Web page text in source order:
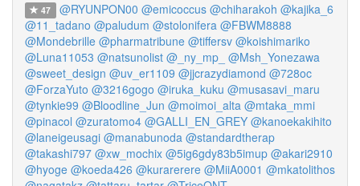
47 @RYUNPON00 @emicoccus @chiharakoh @kajika_6
@11_tadano @paludum @stolonifera @FBWM8888
@Mondebrille @pharmatribune @tiffersv @koishimariko
@Luna11053 @natsunolist @_ny_mp_ @Msh_Yonezawa
@sweet_design @uv_er1109 @jjcrazydiamond @728oc
@ForzaYuto @3216gogo @iruka_kuku @musasavi_maru
@tynkie99 @Bloodline_Jun @moimoi_alta @mtaka_mmi
@pinacol @zuratomo4 @GALLI_EN_GREY @kanoekakihito
@laneigeusagi @manabunoda @standardtherap
@takashi797 @xw_mochix @5ig6gdy83b5imup @akari2910
@hyoge @koeda426 @kurarerere @MiiA0001 @mkatolithos